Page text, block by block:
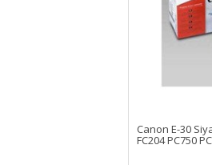
Canon E-30
FC204 PC750